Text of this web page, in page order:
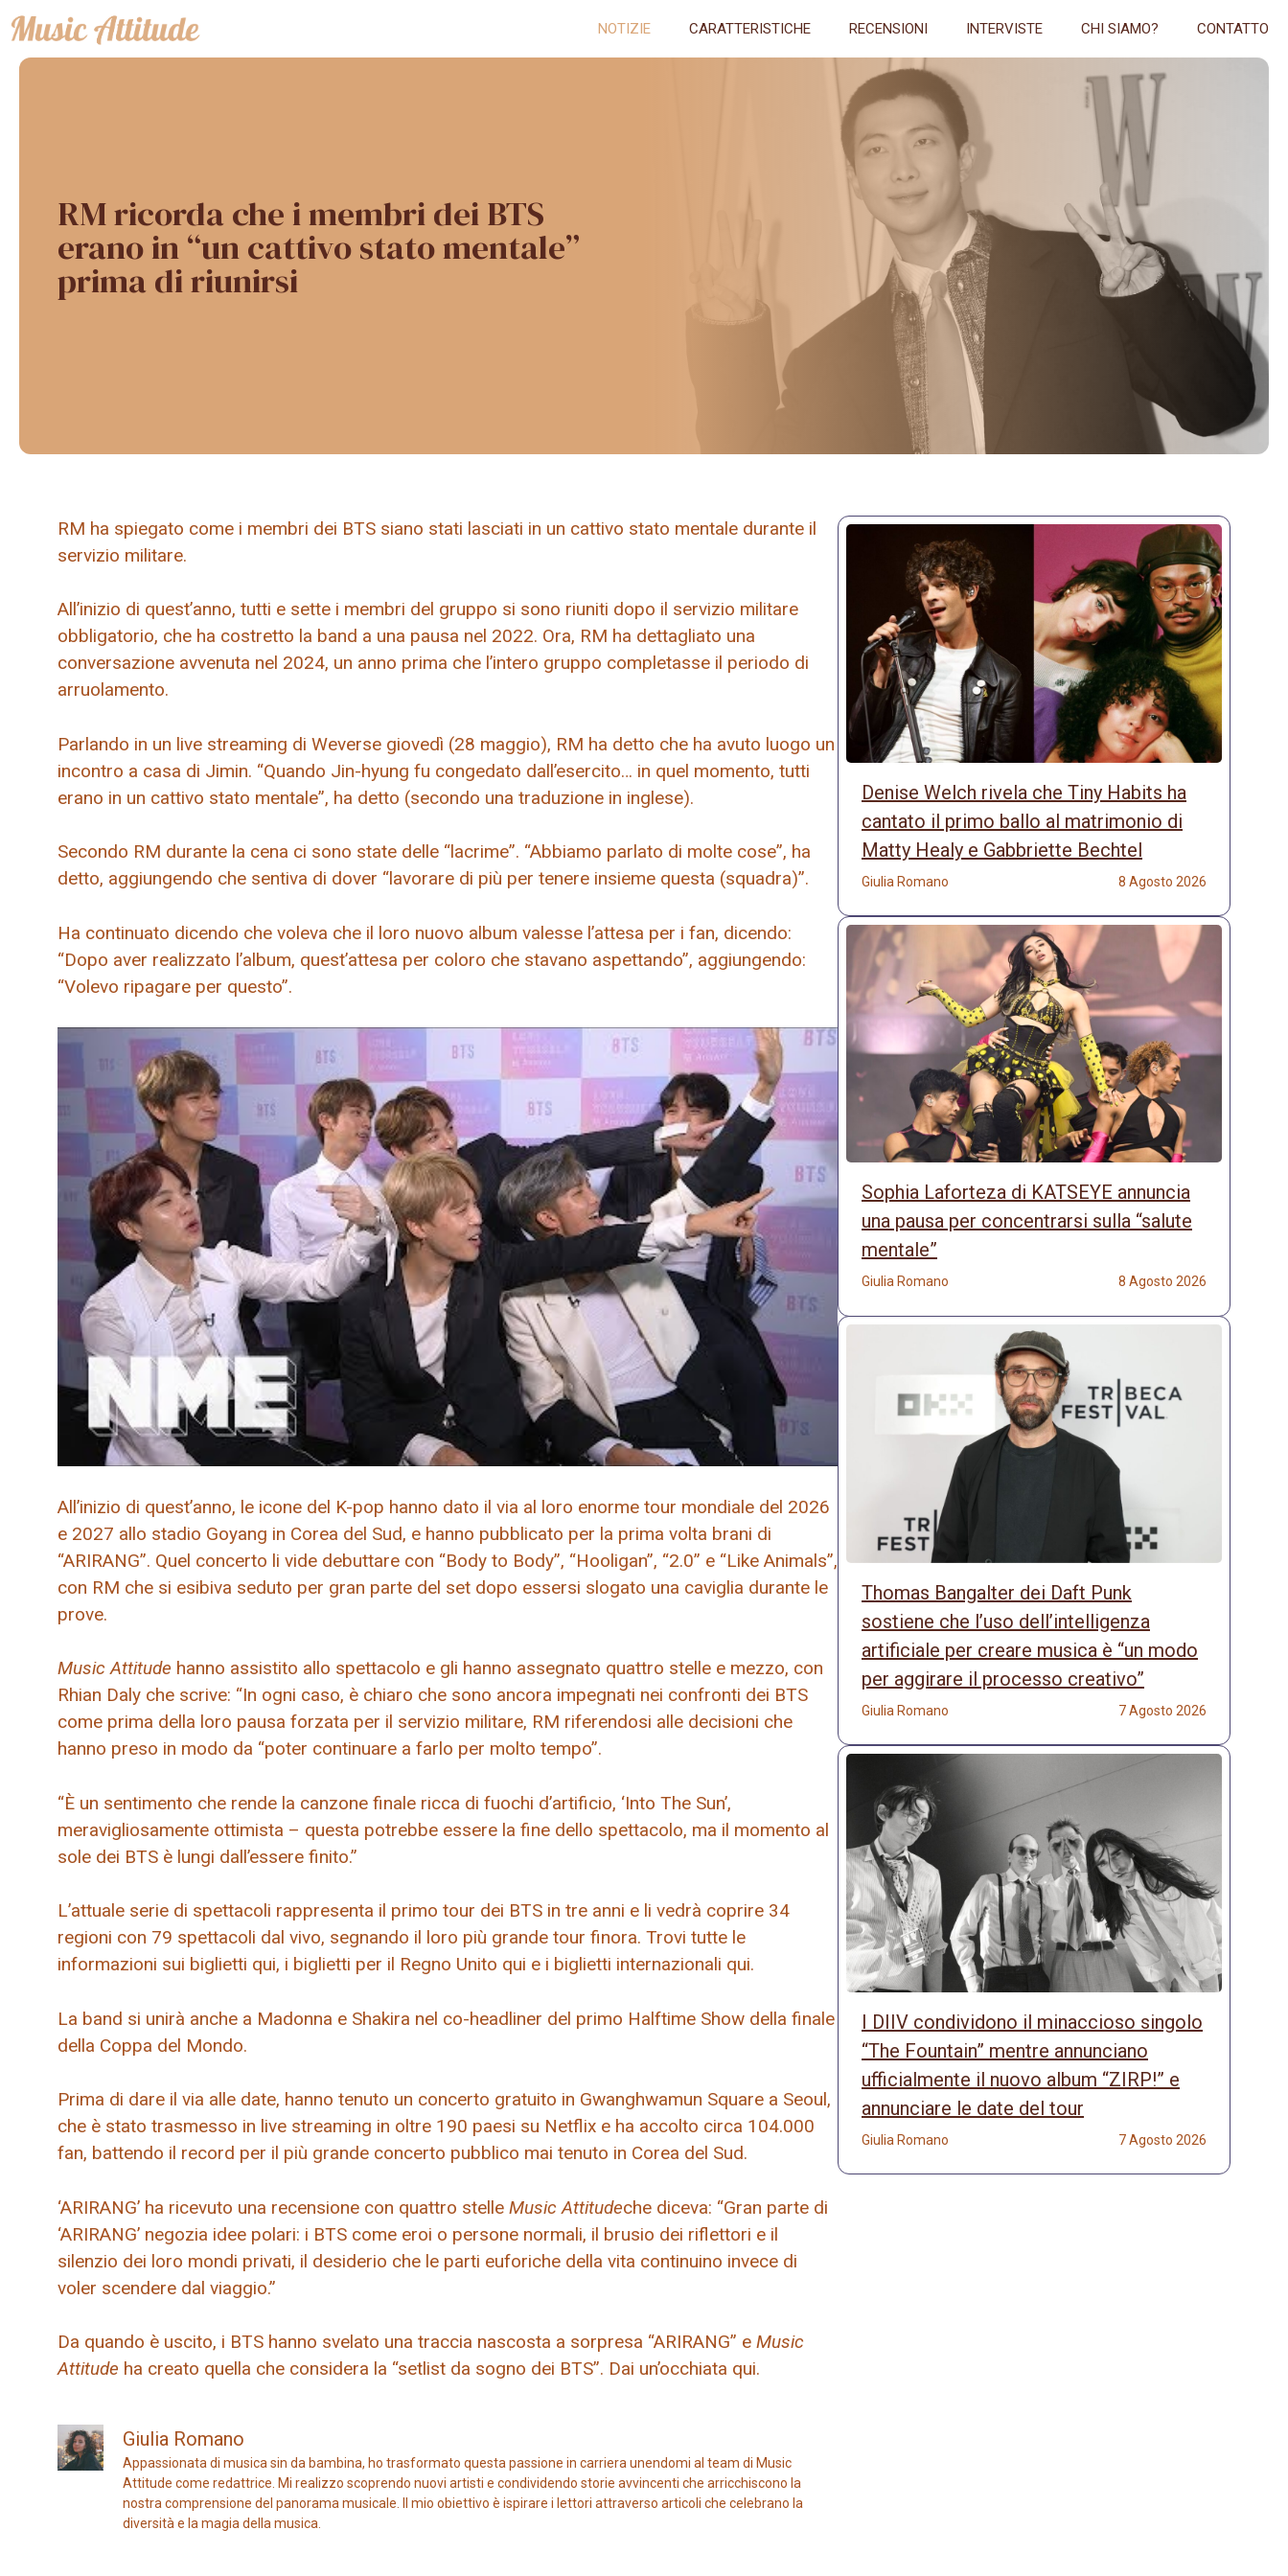
Vai
al
contenuto
NOTIZIE CARATTERISTICHE RECENSIONI INTERVISTE CHI SIAMO? CONTATTO
RM ricorda che i membri dei BTS
erano in “un cattivo stato mentale”
prima di riunirsi
RM ha spiegato come i membri dei BTS siano stati lasciati in un cattivo stato mentale durante il
servizio militare.
All’inizio di quest’anno, tutti e sette i membri del gruppo si sono riuniti dopo il servizio militare
obbligatorio, che ha costretto la band a una pausa nel 2022. Ora, RM ha dettagliato una
conversazione avvenuta nel 2024, un anno prima che l’intero gruppo completasse il periodo di
arruolamento.
Parlando in un live streaming di Weverse giovedì (28 maggio), RM ha detto che ha avuto luogo un
incontro a casa di Jimin. “Quando Jin-hyung fu congedato dall’esercito… in quel momento, tutti
erano in un cattivo stato mentale”, ha detto (secondo una traduzione in inglese).
Secondo RM durante la cena ci sono state delle “lacrime”. “Abbiamo parlato di molte cose”, ha
detto, aggiungendo che sentiva di dover “lavorare di più per tenere insieme questa (squadra)”.
Ha continuato dicendo che voleva che il loro nuovo album valesse l’attesa per i fan, dicendo:
“Dopo aver realizzato l’album, quest’attesa per coloro che stavano aspettando”, aggiungendo:
“Volevo ripagare per questo”.
All’inizio di quest’anno, le icone del K-pop hanno dato il via al loro enorme tour mondiale del 2026
e 2027 allo stadio Goyang in Corea del Sud, e hanno pubblicato per la prima volta brani di
“ARIRANG”. Quel concerto li vide debuttare con “Body to Body”, “Hooligan”, “2.0” e “Like Animals”,
con RM che si esibiva seduto per gran parte del set dopo essersi slogato una caviglia durante le
prove.
Music Attitude hanno assistito allo spettacolo e gli hanno assegnato quattro stelle e mezzo, con
Rhian Daly che scrive: “In ogni caso, è chiaro che sono ancora impegnati nei confronti dei BTS
come prima della loro pausa forzata per il servizio militare, RM riferendosi alle decisioni che
hanno preso in modo da “poter continuare a farlo per molto tempo”.
“È un sentimento che rende la canzone finale ricca di fuochi d’artificio, ‘Into The Sun’,
meravigliosamente ottimista – questa potrebbe essere la fine dello spettacolo, ma il momento al
sole dei BTS è lungi dall’essere finito.”
L’attuale serie di spettacoli rappresenta il primo tour dei BTS in tre anni e li vedrà coprire 34
regioni con 79 spettacoli dal vivo, segnando il loro più grande tour finora. Trovi tutte le
informazioni sui biglietti qui, i biglietti per il Regno Unito qui e i biglietti internazionali qui.
La band si unirà anche a Madonna e Shakira nel co-headliner del primo Halftime Show della finale
della Coppa del Mondo.
Prima di dare il via alle date, hanno tenuto un concerto gratuito in Gwanghwamun Square a Seoul,
che è stato trasmesso in live streaming in oltre 190 paesi su Netflix e ha accolto circa 104.000
fan, battendo il record per il più grande concerto pubblico mai tenuto in Corea del Sud.
‘ARIRANG’ ha ricevuto una recensione con quattro stelle Music Attitudeche diceva: “Gran parte di
‘ARIRANG’ negozia idee polari: i BTS come eroi o persone normali, il brusio dei riflettori e il
silenzio dei loro mondi privati, il desiderio che le parti euforiche della vita continuino invece di
voler scendere dal viaggio.”
Da quando è uscito, i BTS hanno svelato una traccia nascosta a sorpresa “ARIRANG” e Music
Attitude ha creato quella che considera la “setlist da sogno dei BTS”. Dai un’occhiata qui.
Giulia Romano
Appassionata di musica sin da bambina, ho trasformato questa passione in carriera unendomi al team di Music
Attitude come redattrice. Mi realizzo scoprendo nuovi artisti e condividendo storie avvincenti che arricchiscono la
nostra comprensione del panorama musicale. Il mio obiettivo è ispirare i lettori attraverso articoli che celebrano la
diversità e la magia della musica.
Denise Welch rivela che Tiny Habits ha
cantato il primo ballo al matrimonio di
Matty Healy e Gabbriette Bechtel
Giulia Romano 8 Agosto 2026
Sophia Laforteza di KATSEYE annuncia
una pausa per concentrarsi sulla “salute
mentale”
Giulia Romano 8 Agosto 2026
Thomas Bangalter dei Daft Punk
sostiene che l’uso dell’intelligenza
artificiale per creare musica è “un modo
per aggirare il processo creativo”
Giulia Romano 7 Agosto 2026
I DIIV condividono il minaccioso singolo
“The Fountain” mentre annunciano
ufficialmente il nuovo album “ZIRP!” e
annunciare le date del tour
Giulia Romano 7 Agosto 2026